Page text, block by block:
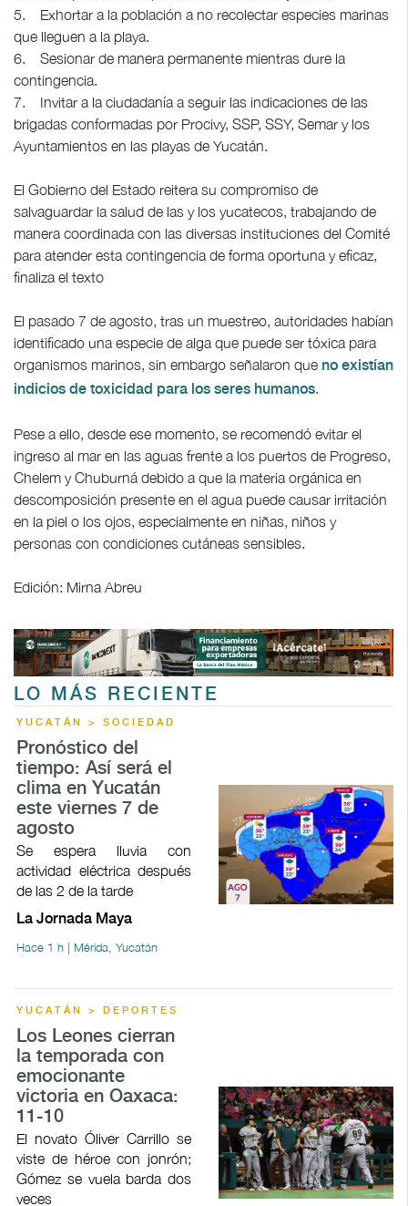
5. Exhortar a la población a no recolectar especies marinas
que lleguen a la playa.
6. Sesionar de manera permanente mientras dure la
contingencia.
7. Invitar a la ciudadanía a seguir las indicaciones de las
brigadas conformadas por Procivy, SSP, SSY, Semar y los
Ayuntamientos en las playas de Yucatán.
El Gobierno del Estado reitera su compromiso de
salvaguardar la salud de las y los yucatecos, trabajando de
manera coordinada con las diversas instituciones del Comité
para atender esta contingencia de forma oportuna y eficaz,
finaliza el texto
El pasado 7 de agosto, tras un muestreo, autoridades habían
identificado una especie de alga que puede ser tóxica para
organismos marinos, sin embargo señalaron que no existían
indicios de toxicidad para los seres humanos.
Pese a ello, desde ese momento, se recomendó evitar el
ingreso al mar en las aguas frente a los puertos de Progreso,
Chelem y Chuburná debido a que la materia orgánica en
descomposición presente en el agua puede causar irritación
en la piel o los ojos, especialmente en niñas, niños y
personas con condiciones cutáneas sensibles.
Edición: Mirna Abreu
LO MÁS RECIENTE
YUCATÁN > SOCIEDAD
Pronóstico del
tiempo: Así será el
clima en Yucatán
este viernes 7 de
agosto
Se espera lluvia con
actividad eléctrica después
de las 2 de la tarde
La Jornada Maya
Hace 1 h | Mérida, Yucatán
YUCATÁN > DEPORTES
Los Leones cierran
la temporada con
emocionante
victoria en Oaxaca:
11-10
El novato Óliver Carrillo se
viste de héroe con jonrón;
Gómez se vuela barda dos
veces